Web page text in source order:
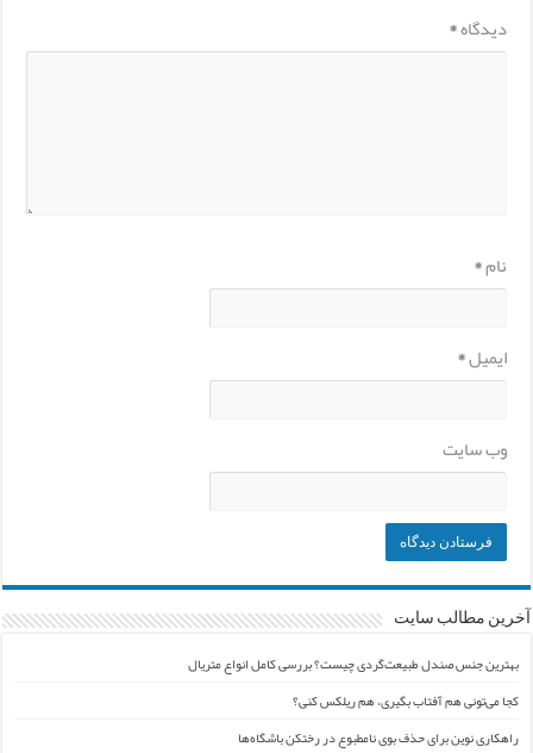
دیدگاه*
نام*
ایمیل*
وب‌ سایت
آخرین مطالب سایت
بهترین جنس صندل طبیعت‌گردی چیست؟ بررسی کامل انواع متریال
کجا می‌تونی هم آفتاب بگیری، هم ریلکس کنی؟
راهکاری نوین برای حذف بوی نامطبوع در رختکن باشگاه‌ها